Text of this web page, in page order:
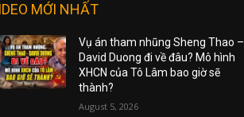
MỚI NHẤT
Vụ án tham nhũng Sheng Thao –
David Duong đi về đâu? Mô hình
XHCN của Tô Lâm bao giờ sẽ
thành?
August 5, 2026